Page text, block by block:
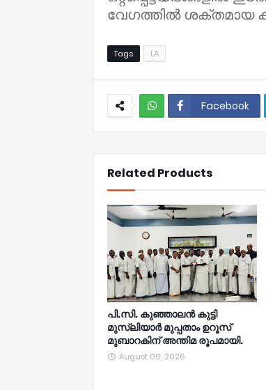
വേഗത്തിൽ ശക്തമായ
Tags LA
Facebook
Related Products
പി.സി. കുഞ്ഞാലൻ കുട്ടി
മുസ്‌ലിയാർ മുപ്പതാം ഉറൂസ്‌
മുബാറകിന്‌ അന്തിമ രൂപമായി.
August 09, 2026